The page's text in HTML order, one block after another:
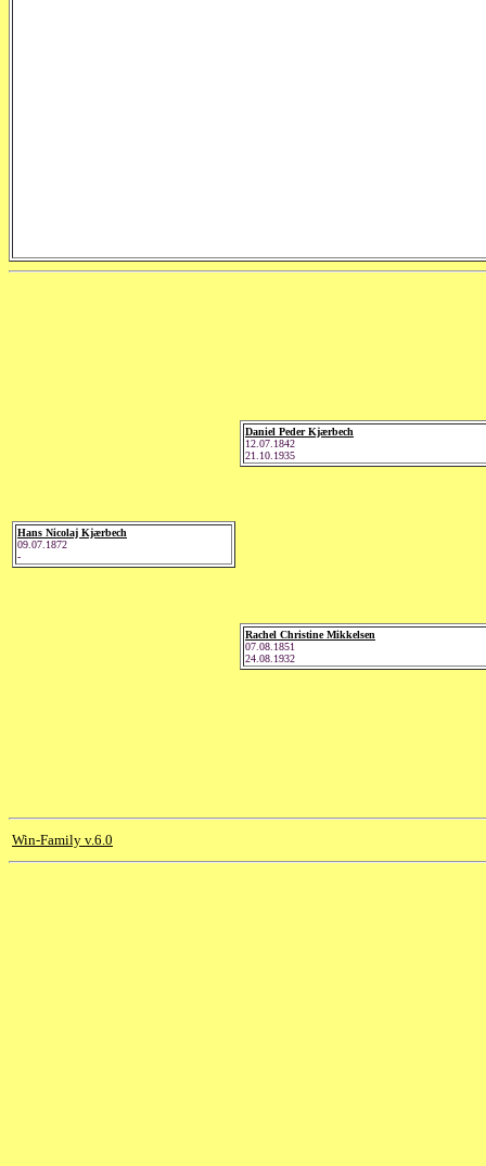
Hans Nicolaj Kjærbech
09.07.1872
-
Daniel Peder Kjærbech
12.07.1842
21.10.1935
Rachel Christine Mikkelsen
07.08.1851
24.08.1932
Win-Family v.6.0